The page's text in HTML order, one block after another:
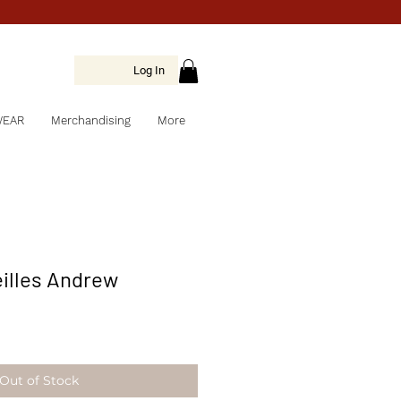
Log In
Merchandising More
Andrew
Out of Stock